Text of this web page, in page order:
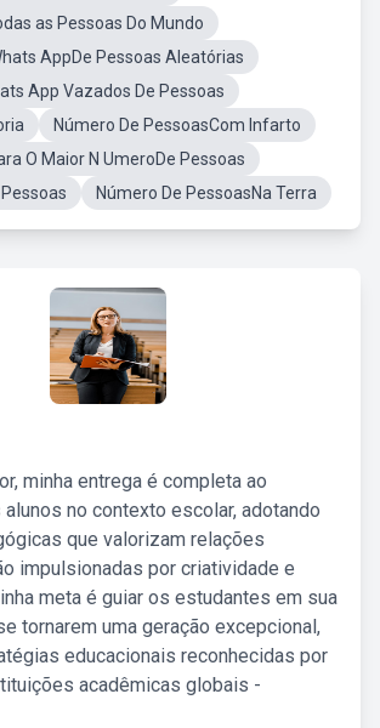
as Pessoas Do Mundo
AppDe Pessoas Aleatórias
App Vazados De Pessoas
Número De PessoasCom Infarto
O Maior N UmeroDe Pessoas
Número De PessoasNa Terra
minha entrega é completa ao
no contexto escolar, adotando
que valorizam relações
impulsionadas por criatividade e
meta é guiar os estudantes em sua
tornarem uma geração excepcional,
educacionais reconhecidas por
acadêmicas globais -